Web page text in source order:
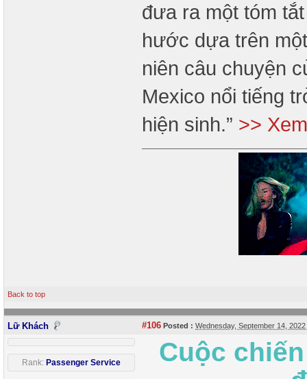
đưa ra một tóm
hước dựa trên
niên câu chuyện
Mexico nổi tiếng
hiện sinh.” >>
Back to top
Lữ Khách #106 Posted : Wednesday, September 14,
Rank: Passenger Service
Cuộc